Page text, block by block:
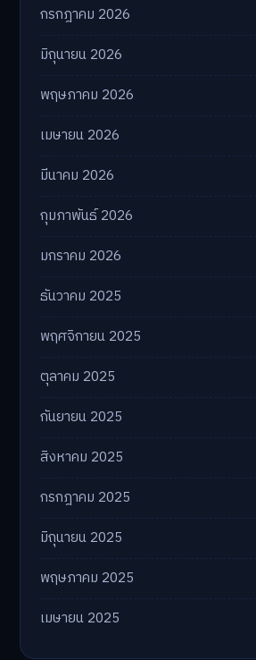
กรกฎาคม 2026
มิถุนายน 2026
พฤษภาคม 2026
เมษายน 2026
มีนาคม 2026
กุมภาพันธ์ 2026
มกราคม 2026
ธันวาคม 2025
พฤศจิกายน 2025
ตุลาคม 2025
กันยายน 2025
สิงหาคม 2025
กรกฎาคม 2025
มิถุนายน 2025
พฤษภาคม 2025
เมษายน 2025